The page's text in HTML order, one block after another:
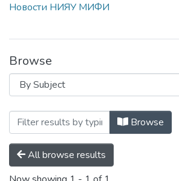
Новости НИЯУ МИФИ
Browse
Browsing ХроникаBrowse
All browse results